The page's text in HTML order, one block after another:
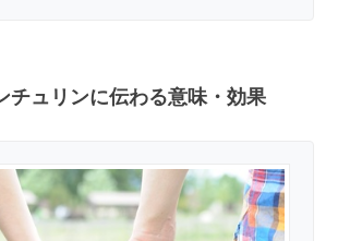
チュリンに伝わる意味・効果